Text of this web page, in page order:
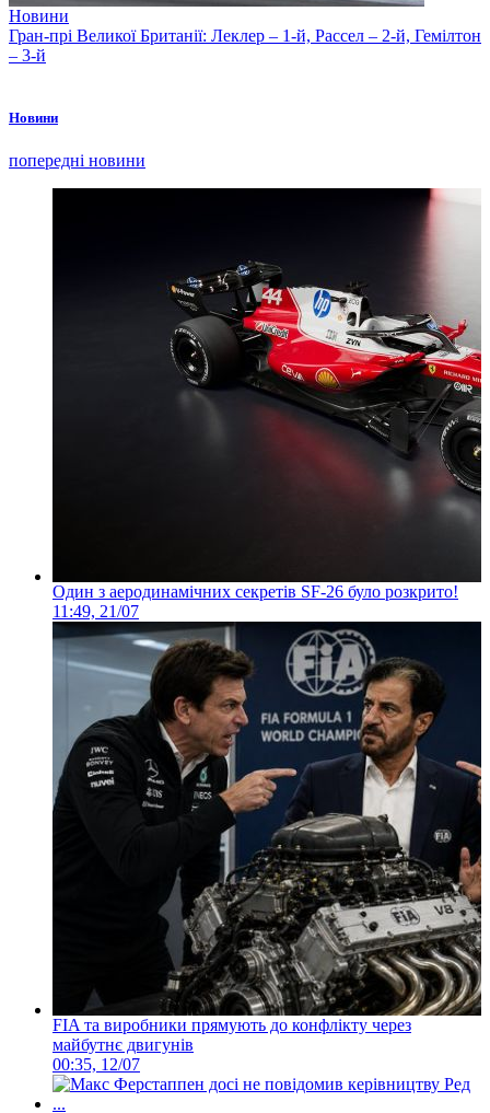
Новини
Гран-прі Великої Британії: Леклер – 1-й, Рассел – 2-й, Гемілтон
– 3-й
Новини
попередні новини
Один з аеродинамічних секретів SF-26 було розкрито!
11:49, 21/07
FIA та виробники прямують до конфлікту через
майбутнє двигунів
00:35, 12/07